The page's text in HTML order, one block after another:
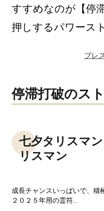
すすめなのが【停
押しするパワース
ブレ
停滞打破のス
七夕タリスマ
リスマン
成長チャンスいっぱいで、積
２０２５年用の霊符...